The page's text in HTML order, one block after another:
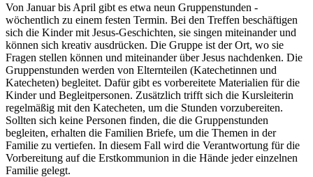
Von Januar bis April gibt es etwa neun Gruppenstunden -
wöchentlich zu einem festen Termin. Bei den Treffen beschäftigen
sich die Kinder mit Jesus-Geschichten, sie singen miteinander und
können sich kreativ ausdrücken. Die Gruppe ist der Ort, wo sie
Fragen stellen können und miteinander über Jesus nachdenken. Die
Gruppenstunden werden von Elternteilen (Katechetinnen und
Katecheten) begleitet. Dafür gibt es vorbereitete Materialien für die
Kinder und Begleitpersonen. Zusätzlich trifft sich die Kursleiterin
regelmäßig mit den Katecheten, um die Stunden vorzubereiten.
Sollten sich keine Personen finden, die die Gruppenstunden
begleiten, erhalten die Familien Briefe, um die Themen in der
Familie zu vertiefen. In diesem Fall wird die Verantwortung für die
Vorbereitung auf die Erstkommunion in die Hände jeder einzelnen
Familie gelegt.